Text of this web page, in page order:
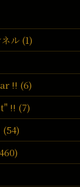
ル (1)
!! (6)
!! (7)